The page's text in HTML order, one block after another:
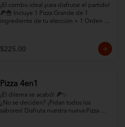
combo perfecto para el partido
directamente a tu puerta! 🛵🔥
¡El combo ideal para disfrutar el partido!
🍕🍟 Incluye 1 Pizza Grande de 1
ingrediente de tu elección + 1 Orden
✨ ¡MEJORA TU PAQUETE! ✨ Selecciona
la opción "Con Orilla Rellena de Queso"
paquete). ¡Pídelo ya y que empiece el
juego! 🏆
$225.00
Pizza 4en1
¡El dilema se acabó! 🍕✨
¿No se deciden? ¡Pidan todos los
sabores! Disfruta nuestra nueva Pizza